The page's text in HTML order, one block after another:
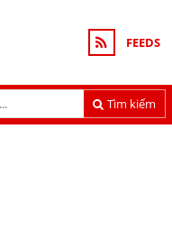
FEEDS
Tìm kiếm